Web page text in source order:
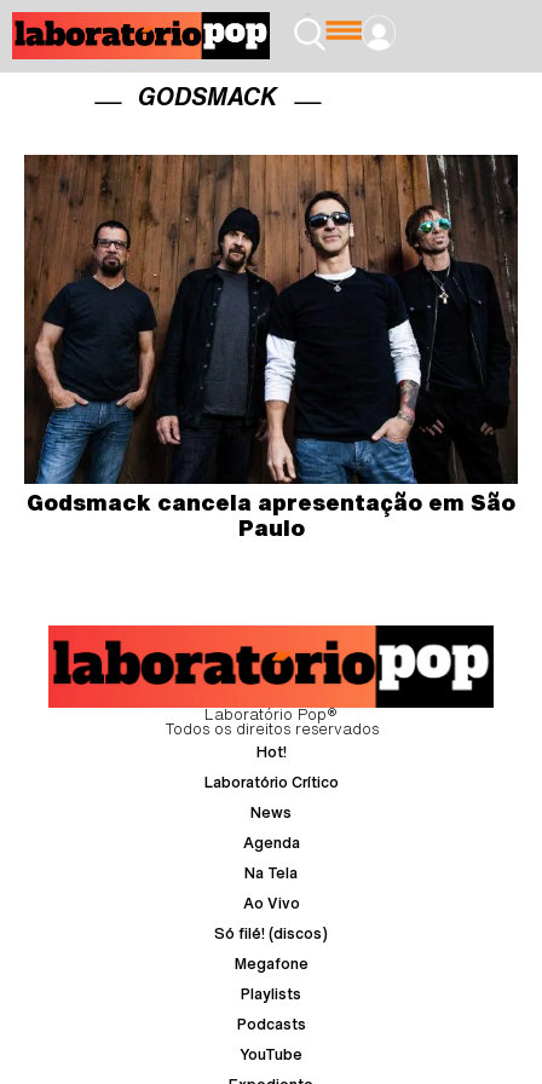
GODSMACK
Godsmack cancela apresentação em São
Paulo
Laboratório Pop®
Todos os direitos reservados
Hot!
Laboratório Crítico
News
Agenda
Na Tela
Ao Vivo
Só filé! (discos)
Megafone
Playlists
Podcasts
YouTube